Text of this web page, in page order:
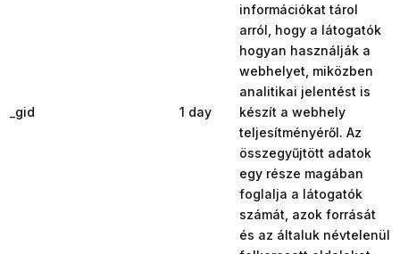
_gid 1 day
információkat tárol
arról, hogy a látogatók
hogyan használják a
webhelyet, miközben
analitikai jelentést is
készít a webhely
teljesítményéről. Az
összegyűjtött adatok
egy része magában
foglalja a látogatók
számát, azok forrását
és az általuk névtelenül